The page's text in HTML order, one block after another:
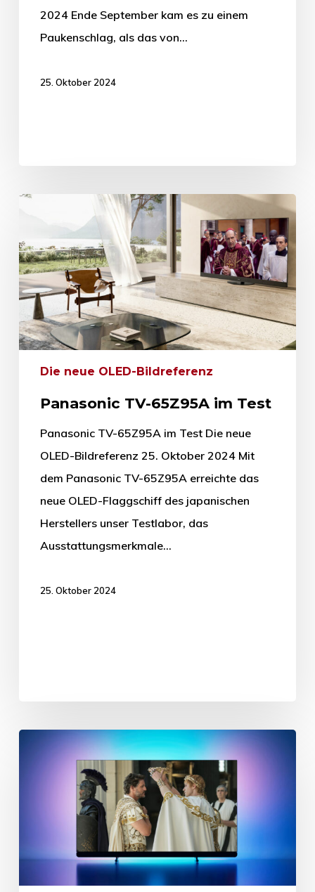
2024 Ende September kam es zu einem
Paukenschlag, als das von…
25. Oktober 2024
Die neue OLED-Bildreferenz
Panasonic TV-65Z95A im Test
Panasonic TV-65Z95A im Test Die neue
OLED-Bildreferenz 25. Oktober 2024 Mit
dem Panasonic TV-65Z95A erreichte das
neue OLED-Flaggschiff des japanischen
Herstellers unser Testlabor, das
Ausstattungsmerkmale…
25. Oktober 2024